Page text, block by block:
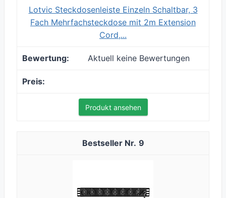
Lotvic Steckdosenleiste Einzeln Schaltbar, 3
Fach Mehrfachsteckdose mit 2m Extension
Cord,...
Aktuell keine Bewertungen
Produkt ansehen
9